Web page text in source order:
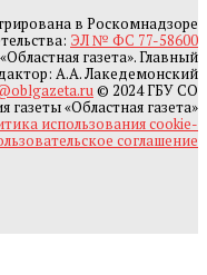
в Роскомнадзоре
ЭЛ № ФС 77-58600
газета». Главный
А.А. Лакедемонский
© 2024 ГБУ СО
газеты «Областная газета»
использования cookie-
соглашение